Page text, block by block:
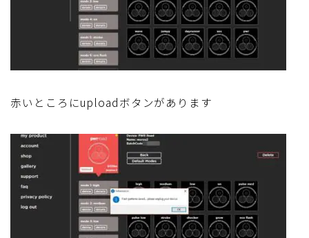
赤いところにuploadボタンがあります